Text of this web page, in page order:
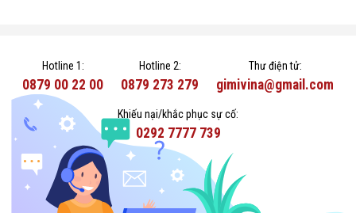
Hotline 1:
0879 00 22 00
Hotline 2:
0879 273 279
Thư điện tử:
gimivina@gmail.com
Khiếu nại/khắc phục sự cố:
0292 7777 739